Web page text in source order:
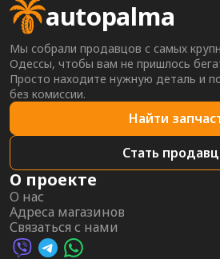
autopalma
Мы собрали продавцов с самых
Одессы, чтобы вам не пришлось
Просто находите нужную деталь и
без комиссии.
Найти
Стать
О проекте
О нас
Адреса магазинов
Связаться с нами